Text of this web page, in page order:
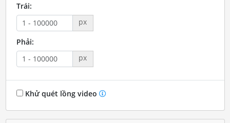
Trái:
px
Phải:
px
Khử quét lồng video